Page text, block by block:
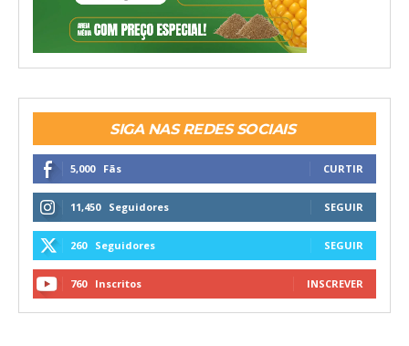
SIGA NAS REDES SOCIAIS
5,000 Fãs CURTIR
11,450 Seguidores SEGUIR
260 Seguidores SEGUIR
760 Inscritos INSCREVER